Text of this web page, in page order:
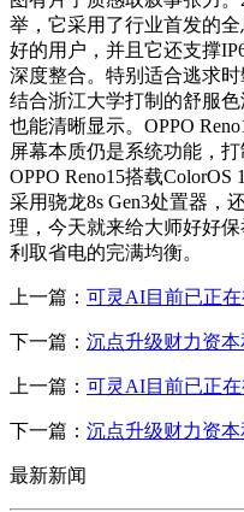
举，它采用了行业首发的
好的用户，并且它还支撑
深度整合。特别适合逃求
结合浙江大学打制的舒服
也能清晰显示。OPPO
屏幕本质仍是系统功能，打
OPPO Reno15搭载ColorOS
采用骁龙8s Gen3处置器，
理，今天就来给大师好好
利取省电的完满均衡。
上一篇： 可灵AI目前已正
下一篇： 沉点升级财力资
上一篇： 可灵AI目前已正
下一篇： 沉点升级财力资
最新新闻